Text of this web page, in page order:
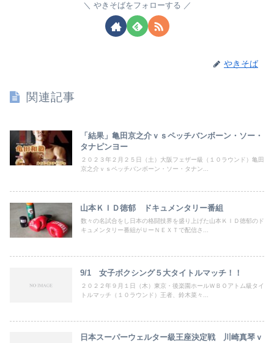
やきそばをフォローする
やきそば
関連記事
「結果」亀田京之介ｖｓペッチバンボーン・ソー・
タナピンヨー
２０２３年２月２５日（土）大阪フェザー級（１０ラウンド）亀田
京之介ｖｓペッチバンボーン・ソー・タナン...
山本ＫＩＤ徳郁 ドキュメンタリー番組
数々の名試合をし日本の格闘技界を盛り上げた山本ＫＩＤ徳郁のド
キュメンタリー番組がＵーＮＥＸＴで配信さ...
9/1 女子ボクシング５大タイトルマッチ！！
２０２２年９月１日（木）東京・後楽園ホールＷＢＯアトム級タイ
トルマッチ（１０ラウンド）王者、鈴木菜々...
日本スーパーウェルター級王座決定戦 川崎真琴ｖ